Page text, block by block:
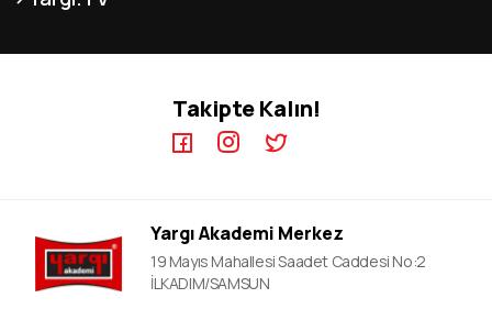
İletişim
MEB-AGS ÖABT Kursları
KPSS A Video Dersler
YDS Video Ders
Takipte Kalın!
Yargı Akademi Merkez
19 Mayıs Mahallesi Saadet Caddesi No:2
İLKADIM/SAMSUN